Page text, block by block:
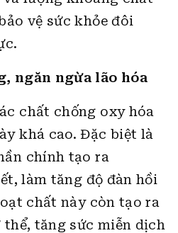
vệ sức khỏe đôi
ngăn ngừa lão hóa
chất chống oxy hóa
khá cao. Đặc biệt là
chính tạo ra
làm tăng độ đàn hồi
chất này còn tạo ra
thể, tăng sức miễn dịch